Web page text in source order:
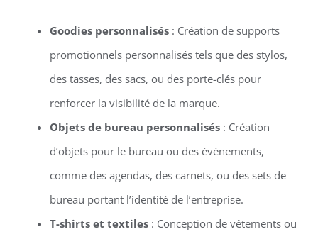
Goodies personnalisés: Création de supports
promotionnels personnalisés tels que des stylos,
des tasses, des sacs, ou des porte-clés pour
renforcer la visibilité de la marque.
Objets de bureau personnalisés: Création
d’objets pour le bureau ou des événements,
comme des agendas, des carnets, ou des sets de
bureau portant l’identité de l’entreprise.
T-shirts et textiles: Conception de vêtements ou